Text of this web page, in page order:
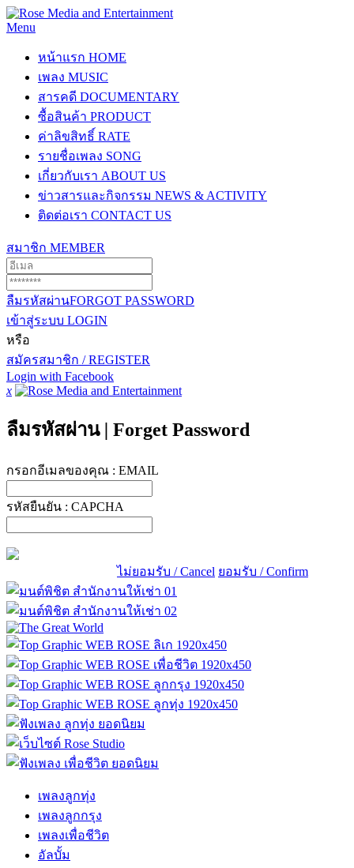
Menu
หน้าแรก HOME
เพลง MUSIC
สารคดี DOCUMENTARY
ซื้อสินค้า PRODUCT
ค่าลิขสิทธิ์ RATE
รายชื่อเพลง SONG
เกี่ยวกับเรา ABOUT US
ข่าวสารและกิจกรรม NEWS & ACTIVITY
ติดต่อเรา CONTACT US
สมาชิก MEMBER
ลืมรหัสผ่านFORGOT PASSWORD
เข้าสู่ระบบ LOGIN
หรือ
สมัครสมาชิก / REGISTER
Login with Facebook
x
ลืมรหัสผ่าน | Forget Password
กรอกอีเมลของคุณ : EMAIL
รหัสยืนยัน : CAPCHA
ไม่ยอมรับ / Cancel ยอมรับ / Confirm
เพลงลูกทุ่ง
เพลงลูกกรุง
เพลงเพื่อชีวิต
อัลบั้ม